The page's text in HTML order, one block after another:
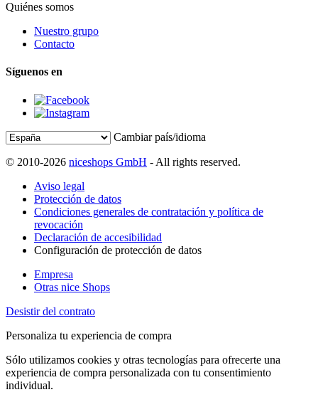
Quiénes somos
Nuestro grupo
Contacto
Síguenos en
Cambiar país/idioma
© 2010-2026 niceshops GmbH - All rights reserved.
Aviso legal
Protección de datos
Condiciones generales de contratación y política de
revocación
Declaración de accesibilidad
Configuración de protección de datos
Empresa
Otras nice Shops
Desistir del contrato
Personaliza tu experiencia de compra
Sólo utilizamos cookies y otras tecnologías para ofrecerte una
experiencia de compra personalizada con tu consentimiento
individual.